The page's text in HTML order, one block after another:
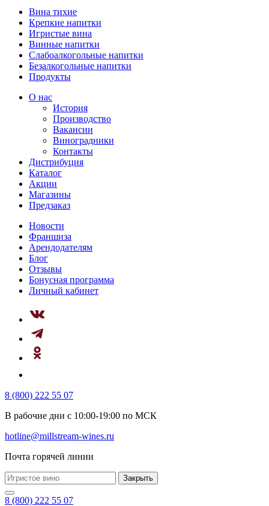
Вина тихие
Крепкие напитки
Игристые вина
Винные напитки
Слабоалкогольные напитки
Безалкогольные напитки
Продукты
О нас
История
Производство
Вакансии
Виноградники
Контакты
Дистрибуция
Каталог
Акции
Магазины
Предзаказ
Новости
Франшиза
Арендодателям
Блог
Отзывы
Бонусная программа
Личный кабинет
8 (800) 222 55 07
В рабочие дни с 10:00-19:00 по МСК
hotline@millstream-wines.ru
Почта горячей линии
Закрыть
8 (800) 222 55 07